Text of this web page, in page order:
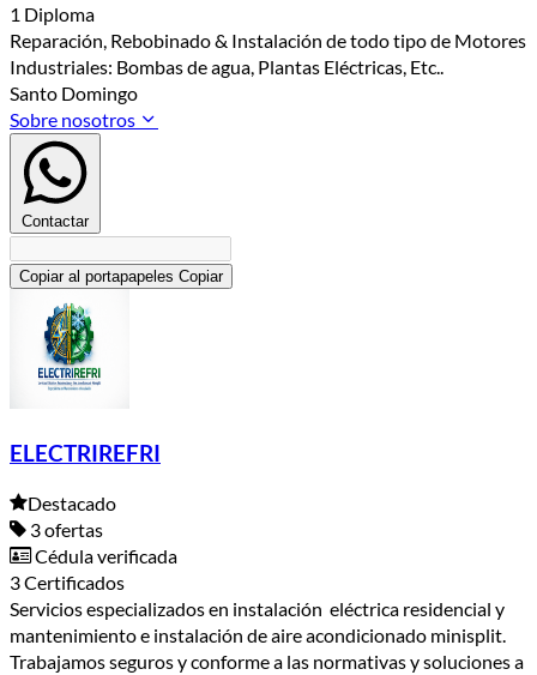
1 Diploma
Reparación, Rebobinado & Instalación de todo tipo de Motores
Industriales: Bombas de agua, Plantas Eléctricas, Etc..
Santo Domingo
Sobre nosotros
Contactar
Copiar al portapapeles Copiar
ELECTRIREFRI
Destacado
3 ofertas
Cédula verificada
3 Certificados
Servicios especializados en instalación eléctrica residencial y
mantenimiento e instalación de aire acondicionado minisplit.
Trabajamos seguros y conforme a las normativas y soluciones a